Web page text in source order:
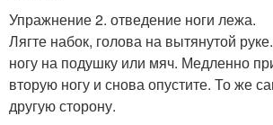
Упражнение 2. отведение ноги лежа.
Лягте набок, голова на вытянутой
ногу на подушку или мяч. Медленно
вторую ногу и снова опустите. То же
другую сторону.